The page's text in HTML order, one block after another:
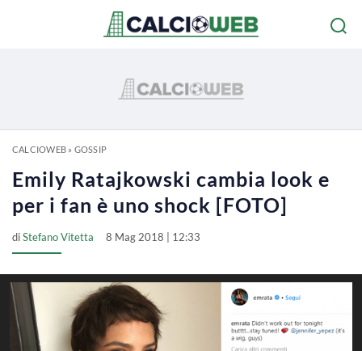
CALCIOWEB» GOSSIP
Emily Ratajkowski cambia look e
per i fan è uno shock [FOTO]
diStefano Vitetta 8 Mag 2018 | 12:33